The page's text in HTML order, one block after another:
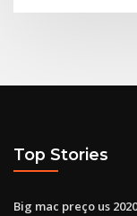
Top Stories
Big mac preço us 2020